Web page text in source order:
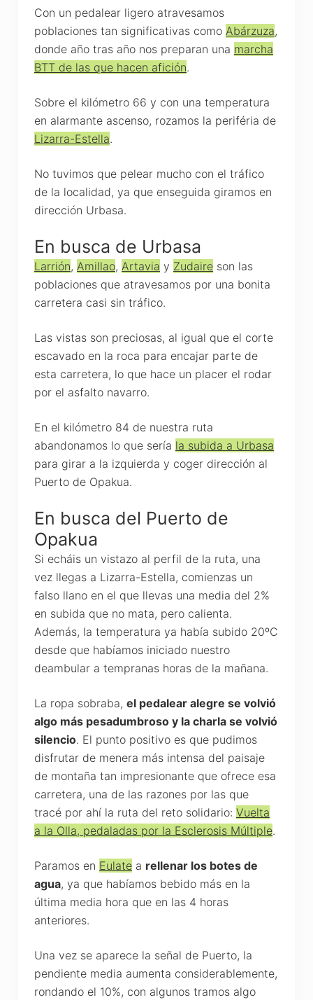
Con un pedalear ligero atravesamos
poblaciones tan significativas como Abárzuza,
donde año tras año nos preparan una marcha
BTT de las que hacen afición.
Sobre el kilómetro 66 y con una temperatura
en alarmante ascenso, rozamos la periféria de
Lizarra-Estella.
No tuvimos que pelear mucho con el tráfico
de la localidad, ya que enseguida giramos en
dirección Urbasa.
En busca de Urbasa
Larrión, Amillao, Artavia y Zudaire son las
poblaciones que atravesamos por una bonita
carretera casi sin tráfico.
Las vistas son preciosas, al igual que el corte
escavado en la roca para encajar parte de
esta carretera, lo que hace un placer el rodar
por el asfalto navarro.
En el kilómetro 84 de nuestra ruta
abandonamos lo que sería la subida a Urbasa
para girar a la izquierda y coger dirección al
Puerto de Opakua.
En busca del Puerto de
Opakua
Si echáis un vistazo al perfil de la ruta, una
vez llegas a Lizarra-Estella, comienzas un
falso llano en el que llevas una media del 2%
en subida que no mata, pero calienta.
Además, la temperatura ya había subido 20ºC
desde que habíamos iniciado nuestro
deambular a tempranas horas de la mañana.
La ropa sobraba, el pedalear alegre se volvió
algo más pesadumbroso y la charla se volvió
silencio. El punto positivo es que pudimos
disfrutar de menera más intensa del paisaje
de montaña tan impresionante que ofrece esa
carretera, una de las razones por las que
tracé por ahí la ruta del reto solidario: Vuelta
a la Olla, pedaladas por la Esclerosis Múltiple.
Paramos en Eulate a rellenar los botes de
agua, ya que habíamos bebido más en la
última media hora que en las 4 horas
anteriores.
Una vez se aparece la señal de Puerto, la
pendiente media aumenta considerablemente,
rondando el 10%, con algunos tramos algo